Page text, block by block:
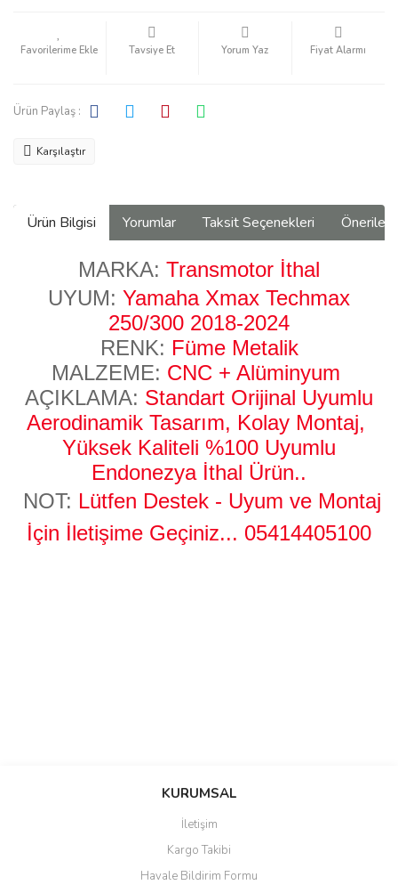
Tavsiye Et Yorum Yaz Fiyat Alarmı
Ürün Paylaş :
Karşılaştır
Ürün Bilgisi Yorumlar Taksit Seçenekleri
MARKA: Transmotor İthal
UYUM: Yamaha Xmax Techmax
250/300 2018-2024
RENK: Füme Metalik
MALZEME: CNC + Alüminyum
AÇIKLAMA: Standart Orijinal Uyumlu
Aerodinamik Tasarım, Kolay Montaj,
Yüksek Kaliteli %100 Uyumlu
Endonezya İthal Ürün..
NOT: Lütfen Destek - Uyum ve Montaj
İçin İletişime Geçiniz... 05414405100
Görüş ve önerileriniz için teşekkür ederiz.
Ürün resmi kalitesiz, bozuk veya görüntülenemiyor.
Ürün açıklamasında eksik bilgiler bulunuyor.
KURUMSAL
İletişim
Kargo Takibi
Havale Bildirim Formu